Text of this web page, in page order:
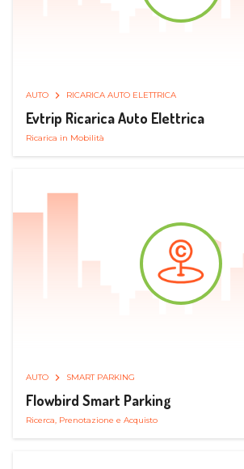
AUTO RICARICA AUTO ELETTRICA
Evtrip Ricarica Auto Elettrica
Ricarica in Mobilità
AUTO SMART PARKING
Flowbird Smart Parking
Ricerca, Prenotazione e Acquisto